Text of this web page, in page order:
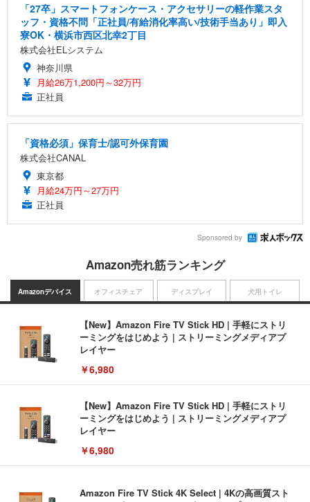
「27卒」スマートフォンケース・アクセサリーの軽作業スタ
ッフ・資格不問「正社員/有給消化率高い/技術手当あり」即入
寮OK・横浜市西区北幸2丁目
株式会社ELシステム
神奈川県
月給26万1,200円～32万円
正社員
「資格必須」保育士/認可外保育園
株式会社CANAL
東京都
月給24万円～27万円
正社員
Sponsored by
Amazon売れ筋ランキング
Amazonデバイス
【New】Amazon Fire TV Stick HD | 手軽にストリ
ーミングをはじめよう | ストリーミングメディアプ
レイヤー
￥6,980
【New】Amazon Fire TV Stick HD | 手軽にストリ
ーミングをはじめよう | ストリーミングメディアプ
レイヤー
￥6,980
Amazon Fire TV Stick 4K Select | 4Kの高画質スト
オフィスチェア ディスプレイ 犬用トイレ